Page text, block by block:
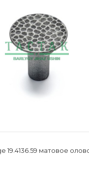
19.4136.59 матовое